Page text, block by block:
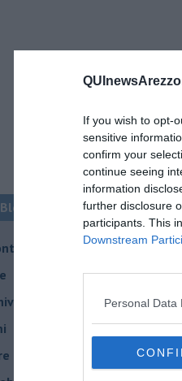
If you wish to opt-
sensitive
confirm your
continue seeing
information
further disclosure
participants. This
Downstream
Personal Data
“Racconti della
degli azzimi